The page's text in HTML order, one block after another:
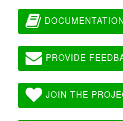
DOCUMENTATION
PROVIDE
JOIN THE